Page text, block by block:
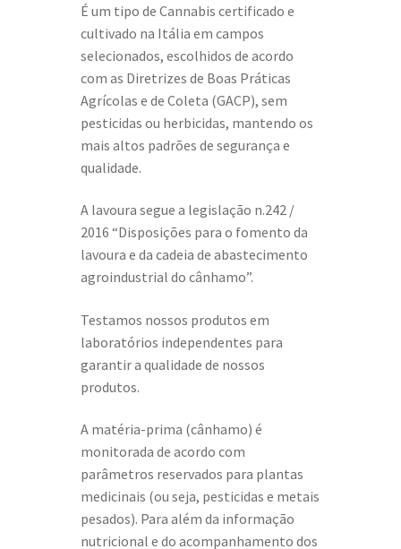
É um tipo de Cannabis certificado e
cultivado na Itália em campos
selecionados, escolhidos de acordo
com as Diretrizes de Boas Práticas
Agrícolas e de Coleta (GACP), sem
pesticidas ou herbicidas, mantendo os
mais altos padrões de segurança e
qualidade.
A lavoura segue a legislação n.242 /
2016 “Disposições para o fomento da
lavoura e da cadeia de abastecimento
agroindustrial do cânhamo”.
Testamos nossos produtos em
laboratórios independentes para
garantir a qualidade de nossos
produtos.
A matéria-prima (cânhamo) é
monitorada de acordo com
parâmetros reservados para plantas
medicinais (ou seja, pesticidas e metais
pesados). Para além da informação
nutricional e do acompanhamento dos